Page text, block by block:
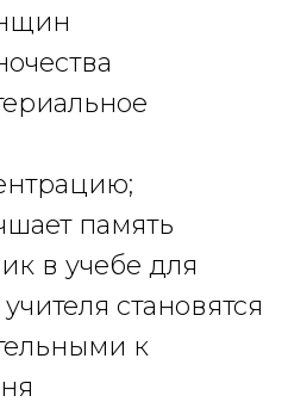
память
в учебе для
становятся
к